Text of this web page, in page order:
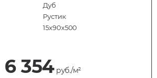
Дуб
Рустик
15х90х500
6 354руб./м²